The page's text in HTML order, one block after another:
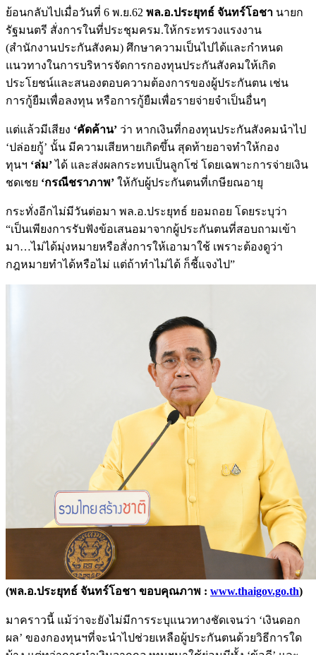
ย้อนกลับไปเมื่อวันที่ 6 พ.ย.62 พล.อ.ประยุทธ์ จันทร์โอชา นายก
รัฐมนตรี สั่งการในที่ประชุมครม.ให้กระทรวงแรงงาน
(สำนักงานประกันสังคม) ศึกษาความเป็นไปได้และกำหนด
แนวทางในการบริหารจัดการกองทุนประกันสังคมให้เกิด
ประโยชน์และสนองตอบความต้องการของผู้ประกันตน เช่น
การกู้ยืมเพื่อลงทุน หรือการกู้ยืมเพื่อรายจ่ายจำเป็นอื่นๆ
แต่แล้วมีเสียง ‘คัดค้าน’ ว่า หากเงินที่กองทุนประกันสังคมนำไป
‘ปล่อยกู้’ นั้น มีความเสียหายเกิดขึ้น สุดท้ายอาจทำให้กอง
ทุนฯ ‘ล่ม’ได้ และส่งผลกระทบเป็นลูกโซ่ โดยเฉพาะการจ่ายเงิน
ชดเชย ‘กรณีชราภาพ’ ให้กับผู้ประกันตนที่เกษียณอายุ
กระทั่งอีกไม่มีวันต่อมา พล.อ.ประยุทธ์ ยอมถอย โดยระบุว่า
“เป็นเพียงการรับฟังข้อเสนอมาจากผู้ประกันตนที่สอบถามเข้า
มา…ไม่ได้มุ่งหมายหรือสั่งการให้เอามาใช้ เพราะต้องดูว่า
กฎหมายทำได้หรือไม่ แต่ถ้าทำไม่ได้ ก็ชี้แจงไป”
(พล.อ.ประยุทธ์ จันทร์โอชา ขอบคุณภาพ : www.thaigov.go.th)
มาคราวนี้ แม้ว่าจะยังไม่มีการระบุแนวทางชัดเจนว่า ‘เงินดอก
ผล’ ของกองทุนฯที่จะนำไปช่วยเหลือผู้ประกันตนด้วยวิธีการใด